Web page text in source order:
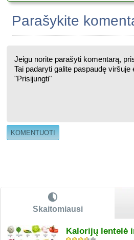
Parašykite
Skaitomiausi
Kalorijų lentelė